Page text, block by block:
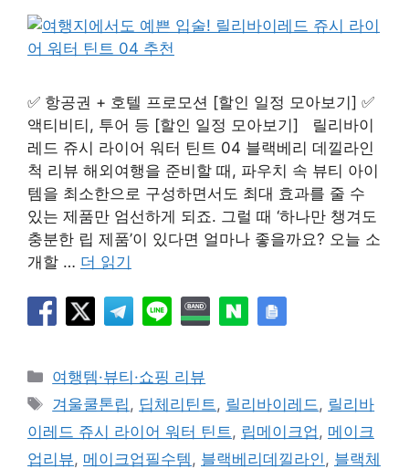
✅ 항공권 + 호텔 프로모션 [할인 일정 모아보기] ✅
액티비티, 투어 등 [할인 일정 모아보기] 릴리바이
레드 쥬시 라이어 워터 틴트 04 블랙베리 데낄라인
척 리뷰 해외여행을 준비할 때, 파우치 속 뷰티 아이
템을 최소한으로 구성하면서도 최대 효과를 줄 수
있는 제품만 엄선하게 되죠. 그럴 때 ‘하나만 챙겨도
충분한 립 제품’이 있다면 얼마나 좋을까요? 오늘 소
개할 … 더 읽기
카
테
리
여행템·뷰티·쇼핑 리뷰
태
그
겨울쿨톤립, 딥체리틴트, 릴리바이레드, 릴리바
이레드 쥬시 라이어 워터 틴트, 립메이크업, 메이크
업리뷰, 메이크업필수템, 블랙베리데낄라인, 블랙체